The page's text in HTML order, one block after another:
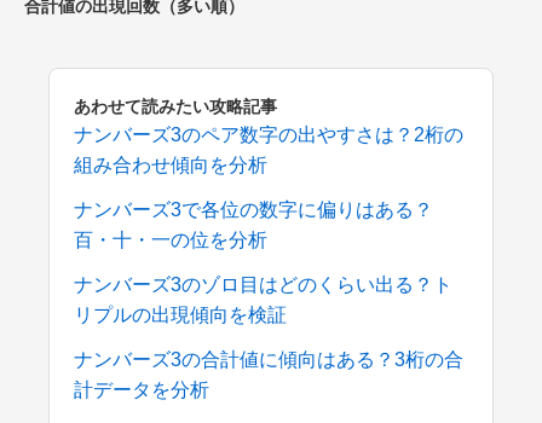
合計値の出現回数（多い順）
あわせて読みたい攻略記事
ナンバーズ3のペア数字の出やすさは？2桁の
組み合わせ傾向を分析
ナンバーズ3で各位の数字に偏りはある？
百・十・一の位を分析
ナンバーズ3のゾロ目はどのくらい出る？ト
リプルの出現傾向を検証
ナンバーズ3の合計値に傾向はある？3桁の合
計データを分析